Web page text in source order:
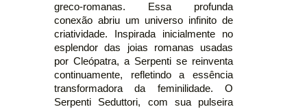
greco-romanas. Essa profunda
conexão abriu um universo infinito de
criatividade. Inspirada inicialmente no
esplendor das joias romanas usadas
por Cleópatra, a Serpenti se reinventa
continuamente, refletindo a essência
transformadora da feminilidade. O
Serpenti Seduttori, com sua pulseira